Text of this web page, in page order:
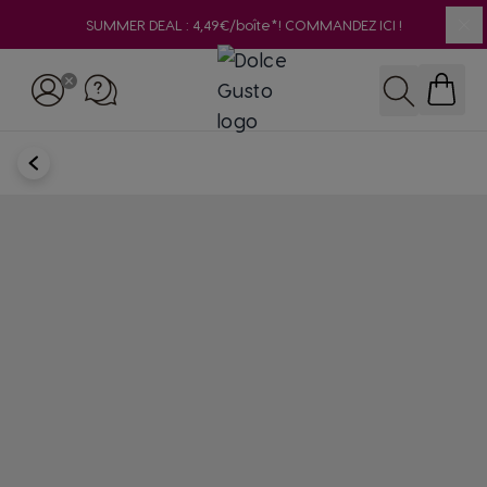
SUMMER DEAL : 4,49€/boîte*! COMMANDEZ ICI !
Rechercher
RETOUR